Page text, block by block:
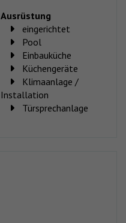
Ausrüstung
eingerichtet
Pool
Einbauküche
Küchengeräte
Klimaanlage /
Installation
Türsprechanlage